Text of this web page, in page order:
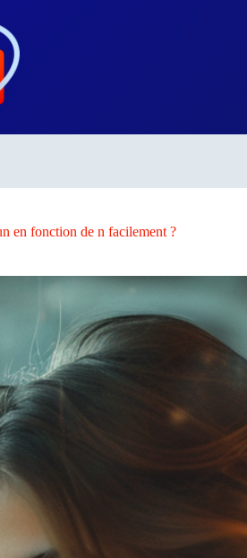
en fonction de n facilement ?